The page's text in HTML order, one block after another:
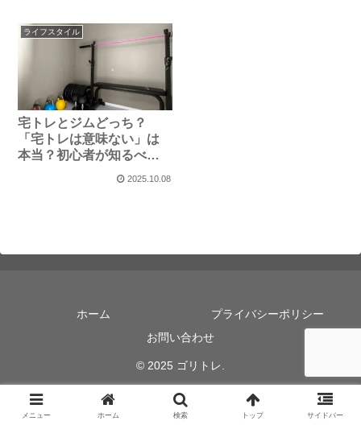
ライフスタイル
宅トレとジムどっち？
「宅トレは意味ない」は
本当？初心者が知るべき
2025.10.08
ホーム
プライバシーポリシー
お問い合わせ
© 2025 ゴリトレ.
メニュー ホーム 検索 トップ サイドバー